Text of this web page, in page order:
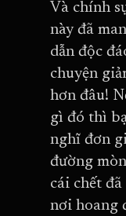
Và chính
này đã
dẫn độc
chuyện
hơn đâu!
gì đó thì
nghĩ đơn
đường
cái chết
nơi hoang